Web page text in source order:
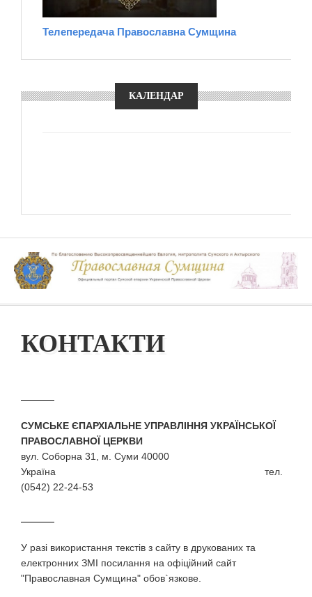
Телепередача Православна Сумщина
КАЛЕНДАР
КОНТАКТИ
СУМСЬКЕ ЄПАРХІАЛЬНЕ УПРАВЛІННЯ УКРАЇНСЬКОЇ
ПРАВОСЛАВНОЇ ЦЕРКВИ
вул. Соборна 31, м. Суми 40000
Україна тел.
(0542) 22-24-53
У разi використання текстiв з сайту в друкованих та
електронних ЗМI посилання на офіційний сайт
"Православная Сумщина" обов`язкове.